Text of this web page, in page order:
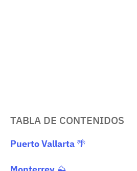
TABLA DE CONTENIDOS
Puerto Vallarta 🌴